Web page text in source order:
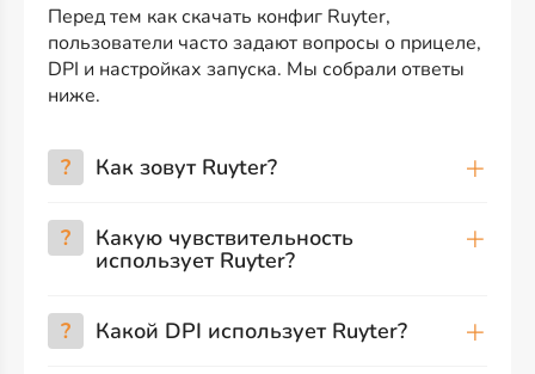
Перед тем как скачать конфиг Ruyter,
пользователи часто задают вопросы о прицеле,
DPI и настройках запуска. Мы собрали ответы
ниже.
? Как зовут Ruyter?
? Какую чувствительность
использует Ruyter?
? Какой DPI использует Ruyter?